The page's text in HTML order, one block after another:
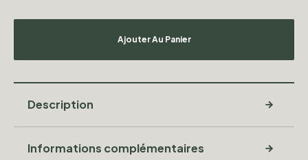
Ajouter Au Panier
Description
Informations complémentaires